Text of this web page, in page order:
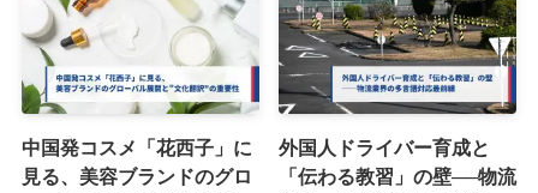
中国発コスメ「花西子」に
見る、美容ブランドのグロ
外国人ドライバー育成と
「伝わる教習」の壁──物流